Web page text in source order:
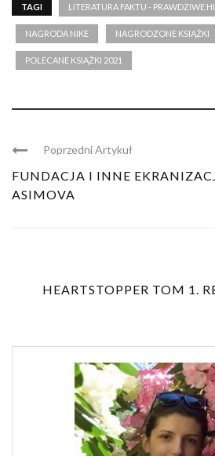
TAGI LITERATURA FAKTU - PRAWDZIWE
NAGRODA NIKE NAGRODZONE KSIĄŻKI
POLECANE KSIĄŻKI 2021
Poprzedni Artykuł
FUNDACJA I INNE
ASIMOVA
HEARTSTOPPER TOM 1.